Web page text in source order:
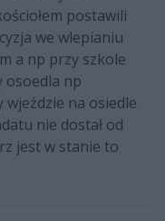
postawili
we wlepianiu
a np przy szkole
osoedla np
na osiedle
nie dostał od
jest w stanie to